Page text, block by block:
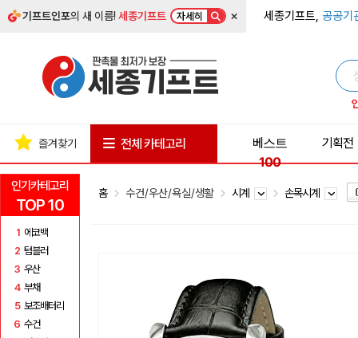
기프트인포의 새 이름!세종기프트 자세히 × 세종기프트, 공공기
인기카테고리
TOP 10
1 에코백
2 텀블러
3 우산
4 부채
5 보조배터리
6 수건
즐겨찾기 전체 카테고리
베스트
100
기획전
홈 수건/우산/욕실/생활 시계 손목시계